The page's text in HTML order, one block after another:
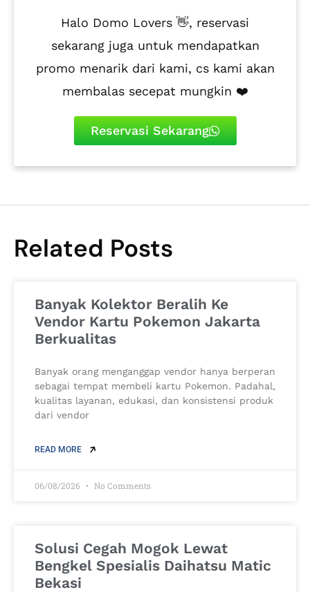
Halo Domo Lovers 👋, reservasi
sekarang juga untuk mendapatkan
promo menarik dari kami, cs kami akan
membalas secepat mungkin ❤️
Reservasi Sekarang
Related Posts
Banyak Kolektor Beralih Ke
Vendor Kartu Pokemon Jakarta
Berkualitas
Banyak orang menganggap vendor hanya berperan
sebagai tempat membeli kartu Pokemon. Padahal,
kualitas layanan, edukasi, dan konsistensi produk
dari vendor
READ MORE
06/08/2026 No Comments
Solusi Cegah Mogok Lewat
Bengkel Spesialis Daihatsu Matic
Bekasi